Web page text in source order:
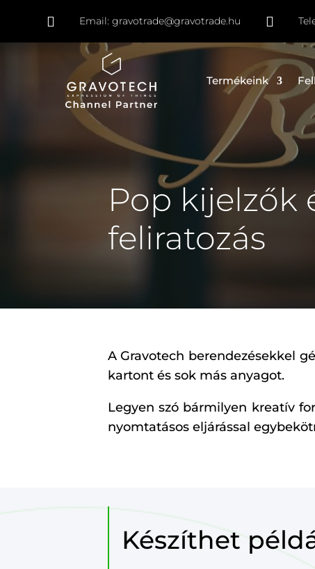
 Email:gravotrade@gravotrade.hu 
Termékeink
Pop kijelzők
feliratozás
A Gravotech berendezésekkel
kartont és sok más anyagot.
Legyen szó bármilyen kreatív
nyomtatásos eljárással
Készíthet